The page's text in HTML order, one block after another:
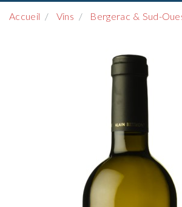
Accueil Vins Bergerac & Sud-